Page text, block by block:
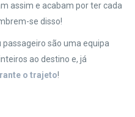
assim e acabam por ter cada
se disso!
são uma equipa
ao destino e, já
o trajeto!